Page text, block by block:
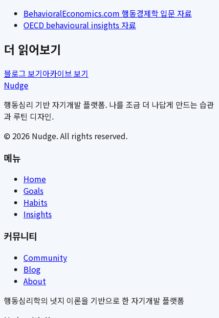
BehavioralEconomics.com 행동경제학 입문 자료
OECD behavioural insights 자료
더 읽어보기
블로그 보기아카이브 보기
Nudge
행동심리 기반 자기개발 플랫폼. 나를 조금 더 나답게 만드는 습관
과 루틴 디자인.
© 2026 Nudge. All rights reserved.
메뉴
Home
Goals
Habits
Insights
커뮤니티
Community
Blog
About
행동심리학의 넛지 이론을 기반으로 한 자기개발 플랫폼